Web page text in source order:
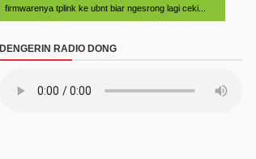
firmwarenya tplink ke ubnt biar ngesrong lagi ceki...
DENGERIN RADIO DONG